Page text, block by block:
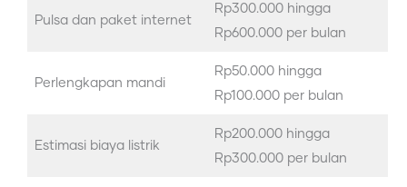
Pulsa dan paket internet
Rp300.000 hingga
Rp600.000 per bulan
Perlengkapan mandi
Rp50.000 hingga
Rp100.000 per bulan
Estimasi biaya listrik
Rp200.000 hingga
Rp300.000 per bulan